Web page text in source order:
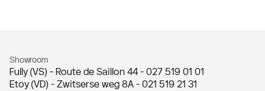
Showroom
Fully (VS) - Route de Saillon 44 - 027 519 01 01
Etoy (VD) - Zwitserse weg 8A - 021 519 21 31